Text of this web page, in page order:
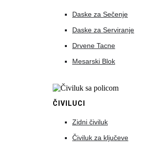
Daske za Sečenje
Daske za Serviranje
Drvene Tacne
Mesarski Blok
ČIVILUCI
Zidni čiviluk
Čiviluk za ključeve